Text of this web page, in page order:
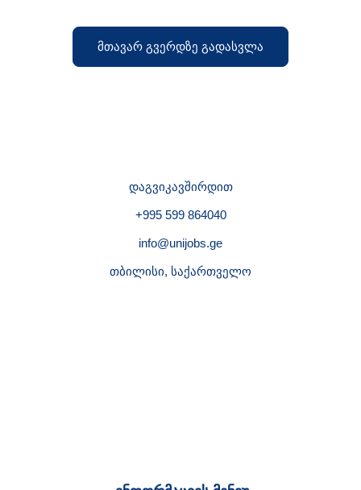
მთავარ გვერდზე გადასვლა
დაგვიკავშირდით
+995 599 864040
info@unijobs.ge
თბილისი, საქართველო